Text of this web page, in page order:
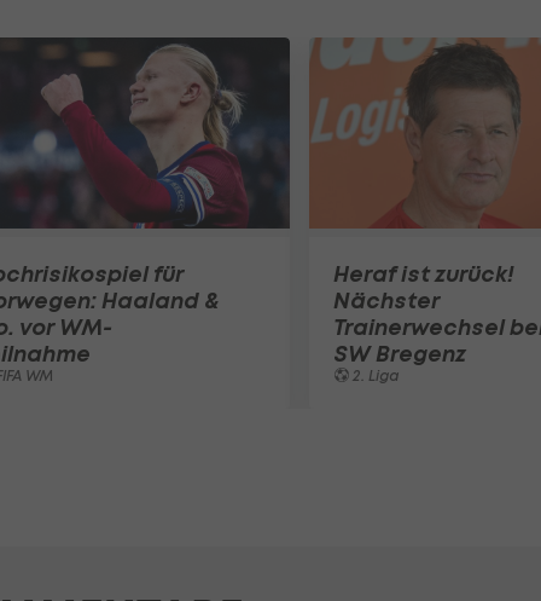
für
Haaland &
vor WM-
WM
Heraf ist zurück!
Nächster
Trainerwechsel
SW Bregenz
2. Liga